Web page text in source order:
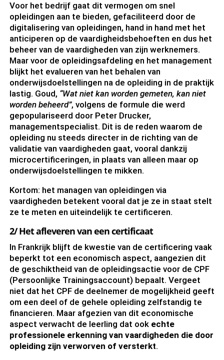
Voor het bedrijf gaat dit vermogen om snel
opleidingen aan te bieden, gefaciliteerd door de
digitalisering van opleidingen, hand in hand met het
anticiperen op de vaardigheidsbehoeften en dus het
beheer van de vaardigheden van zijn werknemers.
Maar voor de opleidingsafdeling en het management
blijkt het evalueren van het behalen van
onderwijsdoelstellingen na de opleiding in de praktijk
lastig. Goud, “Wat niet kan worden gemeten, kan niet
worden beheerd”, volgens de formule die werd
gepopulariseerd door Peter Drucker,
managementspecialist. Dit is de reden waarom de
opleiding nu steeds directer in de richting van de
validatie van vaardigheden gaat, vooral dankzij
microcertificeringen, in plaats van alleen maar op
onderwijsdoelstellingen te mikken.
Kortom: het managen van opleidingen via
vaardigheden betekent vooral dat je ze in staat stelt
ze te meten en uiteindelijk te certificeren.
2/ Het afleveren van een certificaat
In Frankrijk blijft de kwestie van de certificering vaak
beperkt tot een economisch aspect, aangezien dit
de geschiktheid van de opleidingsactie voor de CPF
(Persoonlijke Trainingsaccount) bepaalt. Vergeet
niet dat het CPF de deelnemer de mogelijkheid geeft
om een deel of de gehele opleiding zelfstandig te
financieren. Maar afgezien van dit economische
aspect verwacht de leerling dat ook echte
professionele erkenning van vaardigheden die door
opleiding zijn verworven of versterkt.